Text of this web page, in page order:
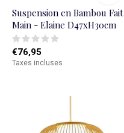
Suspension en Bambou Fait
Main - Elaine D47xH30cm
€76,95
Taxes incluses